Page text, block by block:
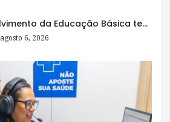
Índice de Desenvolvimento da Educação Básica tem elevação em todas as etapas
agosto 6, 2026